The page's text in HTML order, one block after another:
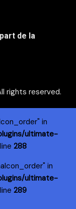
de la
rights reserved.
in
ultimate-
288
in
ultimate-
289